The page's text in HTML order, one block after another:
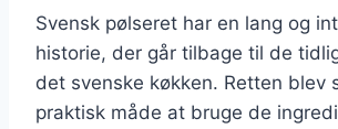
Svensk pølseret har en lang og
historie, der går tilbage til de
det svenske køkken. Retten blev
praktisk måde at bruge de